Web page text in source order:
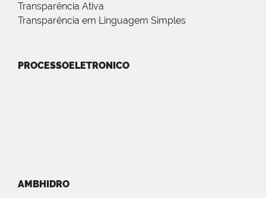
Transparência Ativa
Transparência em Linguagem Simples
PROCESSOELETRONICO
AMBHIDRO